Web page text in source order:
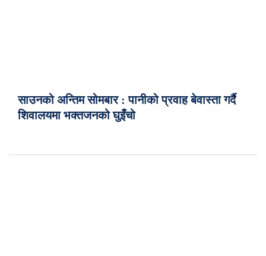
साउनको अन्तिम सोमबार : पानीको प्रवाह बेवास्ता गर्दै
शिवालयमा भक्तजनको घुइँचो